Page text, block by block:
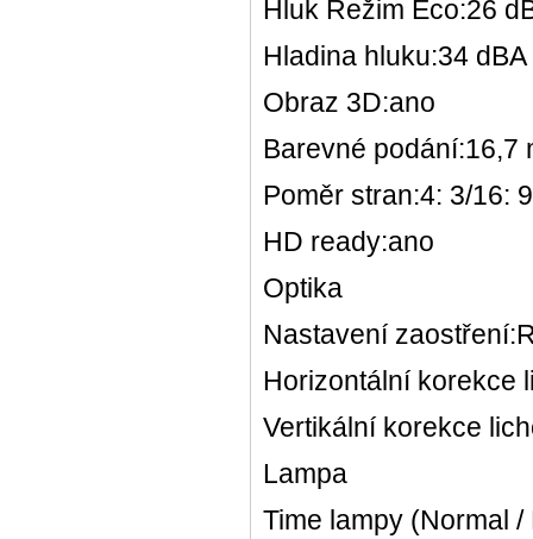
Hluk Režim Eco:26
Hladina hluku:34 dBA
Obraz 3D:ano
Barevné podání:16,7
Poměr stran:4: 3/16: 9
HD ready:ano
Optika
Nastavení
Horizontální korekce
Vertikální korekce
Lampa
Time lampy (Normal